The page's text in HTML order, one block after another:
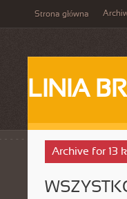
Strona główna
LINIA
Archive for 13